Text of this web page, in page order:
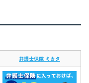
弁護士保険 ミカタ